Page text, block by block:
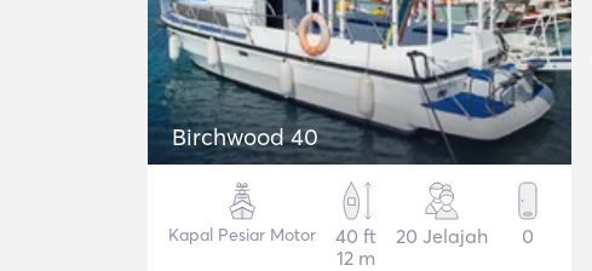
Birchwood 40
Kapal Pesiar Motor
40 ft
12 m
20 Jelajah 0